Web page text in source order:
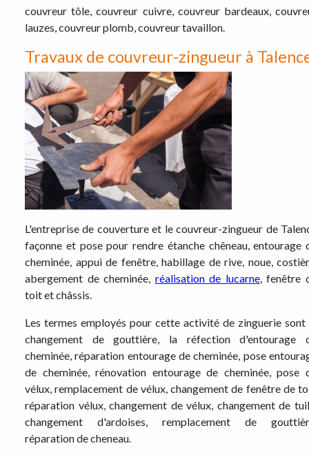
couvreur tôle, couvreur cuivre, couvreur bardeaux,
lauzes, couvreur plomb, couvreur tavaillon.
Travaux de couvreur-zingueur à
L'entreprise de couverture et le couvreur-zingueur de
façonne et pose pour rendre étanche chêneau, entourage
cheminée, appui de fenêtre, habillage de rive, noue,
abergement de cheminée, réalisation de lucarne, fenêtre
toit et châssis.
Les termes employés pour cette activité de zinguerie sont
changement de gouttière, la réfection d'entourage
cheminée, réparation entourage de cheminée, pose
de cheminée, rénovation entourage de cheminée, pose
vélux, remplacement de vélux, changement de fenêtre de
réparation vélux, changement de vélux, changement de
changement d'ardoises, remplacement de
réparation de cheneau.